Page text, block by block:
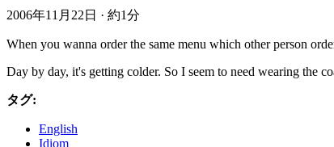
2006年11月22日 · 約1分
When you wanna order the same menu which other person
Day by day, it's getting colder. So I seem to need wearing the
タグ:
English
Idiom